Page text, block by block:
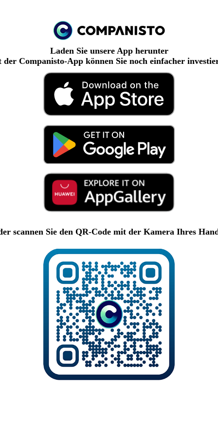
Laden Sie unsere App herunter
Companisto-App können Sie noch einfacher
scannen Sie den QR-Code mit der Kamera Ihres